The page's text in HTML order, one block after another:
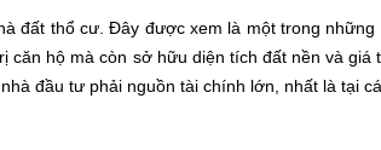
đất thổ cư. Đây được xem là một trong
căn hộ mà còn sở hữu diện tích đất nền và
đầu tư phải nguồn tài chính lớn, nhất là tại